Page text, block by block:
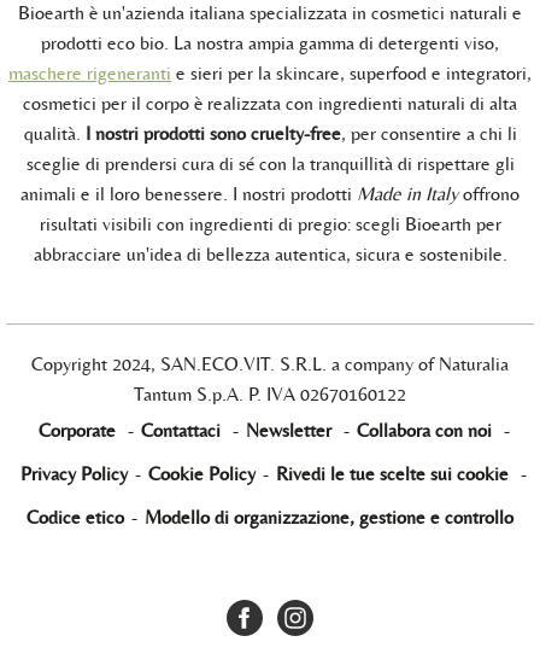
Bioearth è un'azienda italiana specializzata in cosmetici naturali e
prodotti eco bio. La nostra ampia gamma di detergenti viso,
maschere rigeneranti e sieri per la skincare, superfood e integratori,
cosmetici per il corpo è realizzata con ingredienti naturali di alta
qualità. I nostri prodotti sono cruelty-free, per consentire a chi li
sceglie di prendersi cura di sé con la tranquillità di rispettare gli
animali e il loro benessere. I nostri prodotti Made in Italyoffrono
risultati visibili con ingredienti di pregio: scegli Bioearth per
abbracciare un'idea di bellezza autentica, sicura e sostenibile.
Copyright 2024, SAN.ECO.VIT. S.R.L. a company of Naturalia
Tantum S.p.A. P. IVA 02670160122
Corporate - Contattaci - Newsletter - Collabora con noi -
Privacy Policy - Cookie Policy - Rivedi le tue scelte sui cookie -
Codice etico - Modello di organizzazione, gestione e controllo